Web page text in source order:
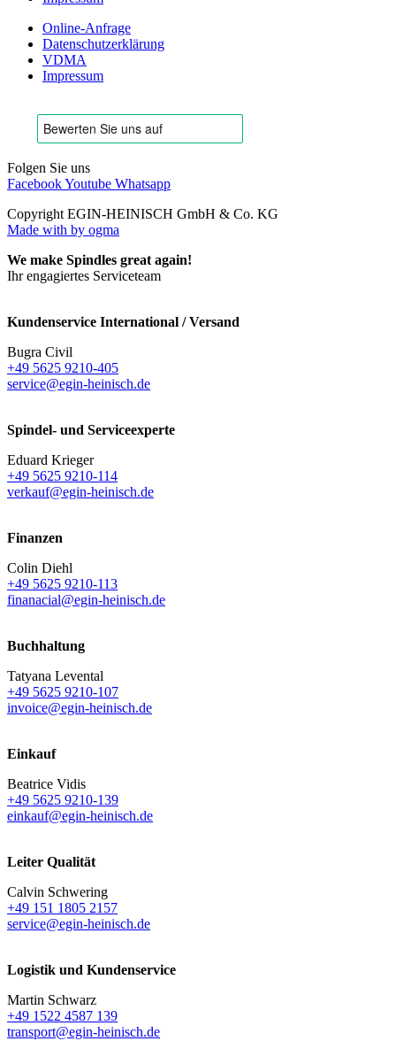
Online-Anfrage
Datenschutzerklärung
VDMA
Impressum
Folgen Sie uns
FacebookYoutube Whatsapp
Copyright EGIN-HEINISCH GmbH & Co. KG
Made with by ogma
We make Spindles great again!
Ihr engagiertes Serviceteam
Kundenservice International / Versand
Bugra Civil
+49 5625 9210-405
service@egin-heinisch.de
Spindel- und Serviceexperte
Eduard Krieger
+49 5625 9210-114
verkauf@egin-heinisch.de
Finanzen
Colin Diehl
+49 5625 9210-113
finanacial@egin-heinisch.de
Buchhaltung
Tatyana Levental
+49 5625 9210-107
invoice@egin-heinisch.de
Einkauf
Beatrice Vidis
+49 5625 9210-139
einkauf@egin-heinisch.de
Leiter Qualität
Calvin Schwering
+49 151 1805 2157
service@egin-heinisch.de
Logistik und Kundenservice
Martin Schwarz
+49 1522 4587 139
transport@egin-heinisch.de